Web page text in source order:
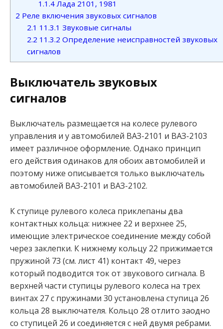
1.1.4Лада 2101, 1981
2 Реле включения звуковых сигналов
2.1 11.3.1 Звуковые сигналы
2.2 11.3.2 Определение неисправностей звуковых
сигналов
Выключатель звуковых
сигналов
Выключатель размещается на колесе рулевого
управления и у автомобилей ВАЗ-2101 и ВАЗ-2103
имеет различное оформление. Однако принцип
его действия одинаков для обоих автомобилей и
поэтому ниже описывается только выключатель
автомобилей ВАЗ-2101 и ВАЗ-2102.
К ступице рулевого колеса приклепаны два
контактных кольца: нижнее 22 и верхнее 25,
имеющие электрическое соединение между собой
через заклепки. К нижнему кольцу 22 прижимается
пружиной 73 (см. лист 41) контакт 49, через
который подводится ток от звукового сигнала. В
верхней части ступицы рулевого колеса на трех
винтах 27 с пружинами 30 установлена ступица 26
кольца 28 выключателя. Кольцо 28 отлито заодно
со ступицей 26 и соединяется с ней двумя ребрами.